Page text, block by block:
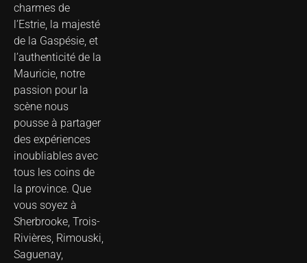
charmes de
l’Estrie, la majesté
de la Gaspésie, et
l’authenticité de la
Mauricie, notre
passion pour la
scène nous
pousse à partager
des expériences
inoubliables avec
tous les coins de
la province. Que
vous soyez à
Sherbrooke, Trois-
Rivières, Rimouski,
Saguenay,